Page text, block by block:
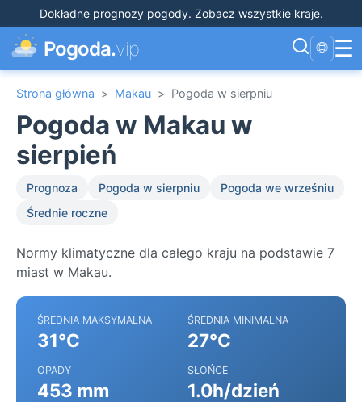
Dokładne prognozy pogody. Zobacz wszystkie kraje.
Pogoda.vip 🌐 ☰
Strona główna > Makau > Pogoda w sierpniu
Pogoda w Makau w
sierpień
Prognoza Pogoda w sierpniu
Pogoda we wrześniu
Średnie roczne
Normy klimatyczne dla całego kraju na podstawie 7
miast w Makau.
ŚREDNIA MAKSYMALNA
31°C
ŚREDNIA MINIMALNA
27°C
OPADY
453 mm
SŁOŃCE
1.0h/dzień